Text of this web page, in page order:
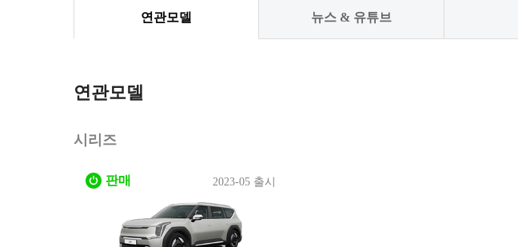
연관모델 뉴스 & 유튜브
연관모델
시리즈
판매 2023-05 출시